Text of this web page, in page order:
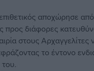
αποχώρησε
προς διάφορες
στους Αρχαγγελίτες
το έντονο
του.